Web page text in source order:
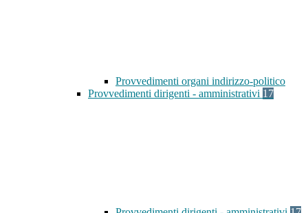
Provvedimenti organi indirizzo-politico
Provvedimenti dirigenti - amministrativi 17